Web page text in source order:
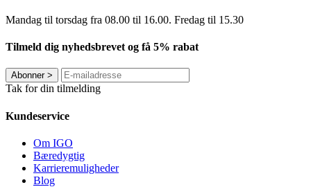
Mandag til torsdag fra 08.00 til 16.00. Fredag ​​til 15.30
Tilmeld dig nyhedsbrevet og få 5% rabat
Abonner>
Tak for din tilmelding
Kundeservice
Om IGO
Bæredygtig
Karrieremuligheder
Blog